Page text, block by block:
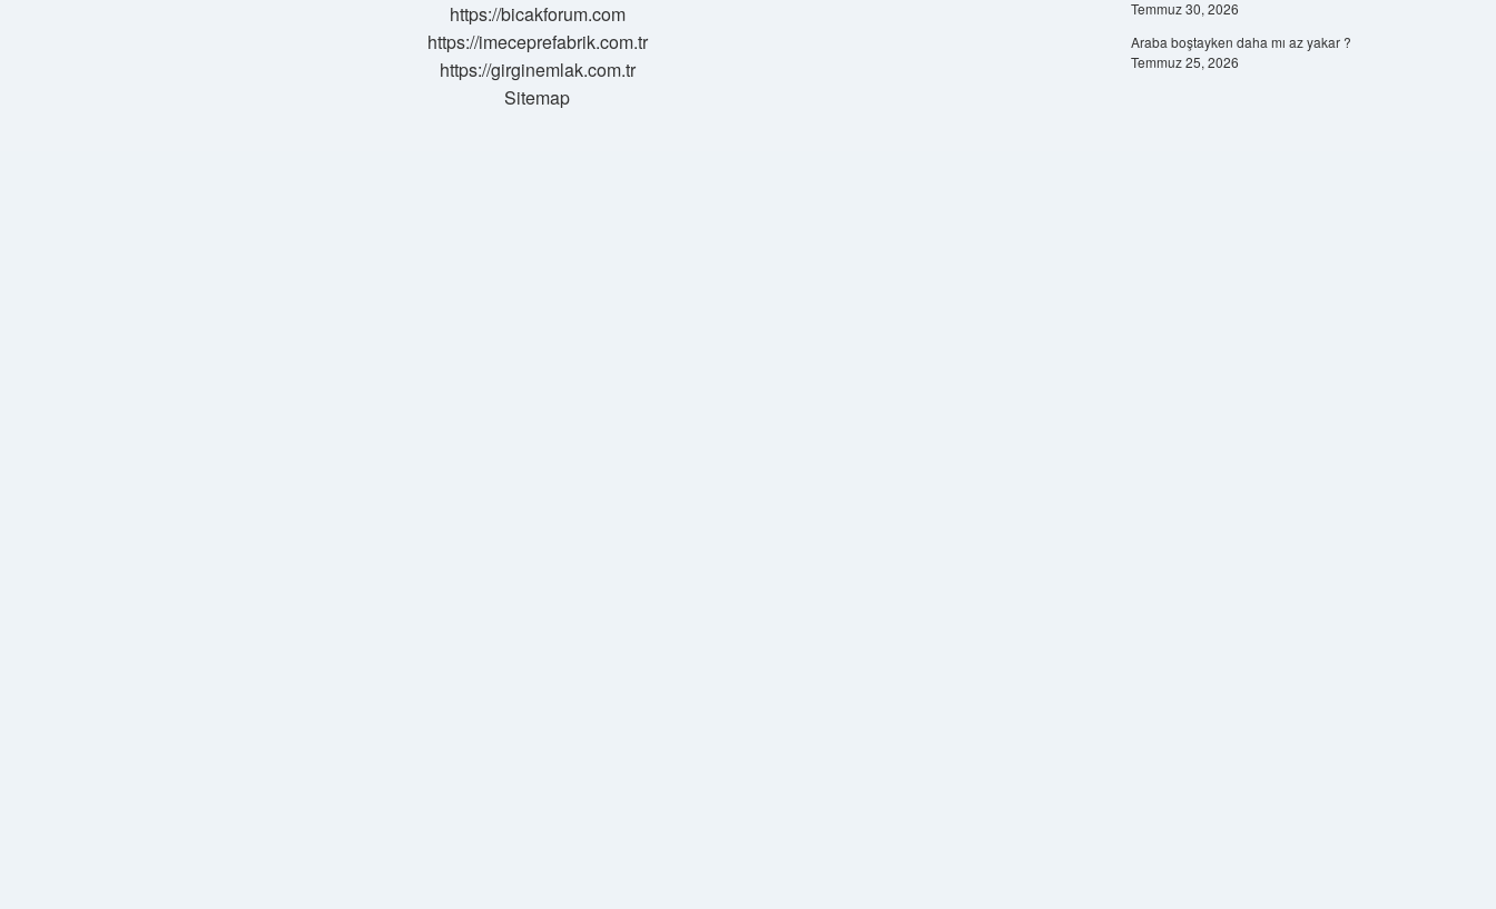
https://bicakforum.com
https://imeceprefabrik.com.tr
https://girginemlak.com.tr
Sitemap
Temmuz 30, 2026
Araba boştayken daha mı az yakar ?
Temmuz 25, 2026